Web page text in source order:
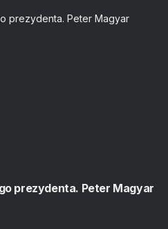
prezydenta. Peter Magyar